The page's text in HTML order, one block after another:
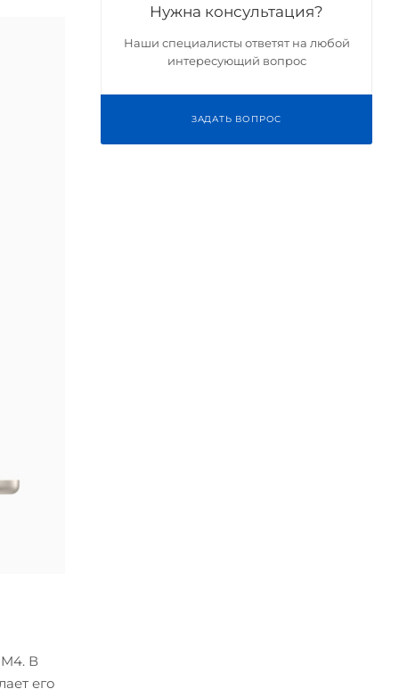
В
его
Нужна консультация?
Наши специалисты ответят на любой
интересующий вопрос
ЗАДАТЬ ВОПРОС